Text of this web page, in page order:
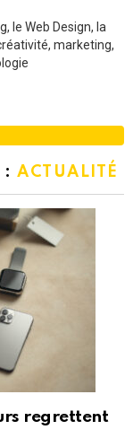
le Web Design, la
marketing,
: ACTUALITÉ
regrettent